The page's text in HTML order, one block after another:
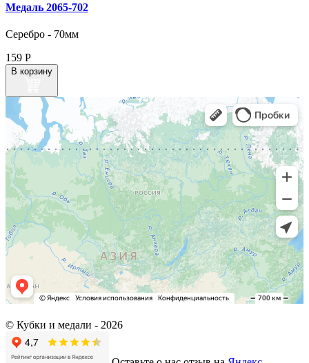
Медаль 2065‑702
Серебро - 70мм
159 Р
В корзину
© Кубки и медали - 2026